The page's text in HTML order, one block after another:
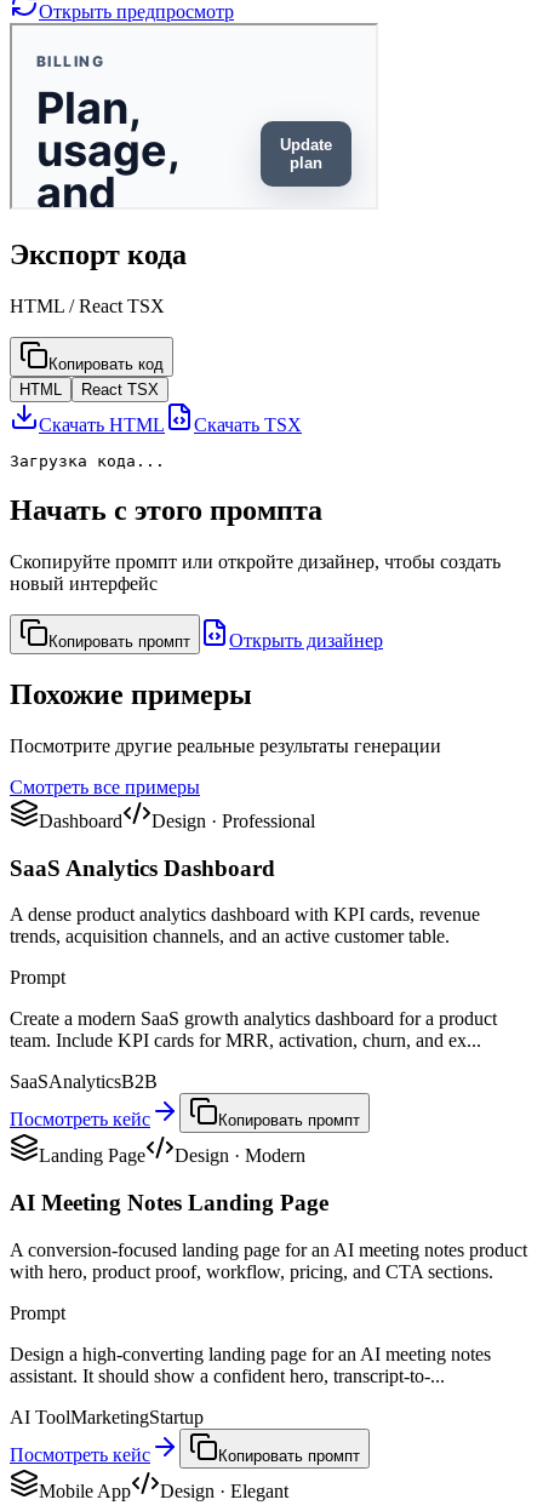
Открыть предпросмотр
Экспорт кода
HTML / React TSX
Копировать код
HTML
React TSX
Скачать HTML Скачать TSX
Загрузка кода...
Начать с этого промпта
Скопируйте промпт или откройте дизайнер, чтобы создать
новый интерфейс
Копировать промпт Открыть дизайнер
Похожие примеры
Посмотрите другие реальные результаты генерации
Смотреть все примеры
Dashboard
Design · Professional
SaaS Analytics Dashboard
A dense product analytics dashboard with KPI cards, revenue
trends, acquisition channels, and an active customer table.
Prompt
Create a modern SaaS growth analytics dashboard for a product
team. Include KPI cards for MRR, activation, churn, and ex...
SaaSAnalyticsB2B
Посмотреть кейс
Копировать промпт
Landing Page Design · Modern
AI Meeting Notes Landing Page
A conversion-focused landing page for an AI meeting notes product
with hero, product proof, workflow, pricing, and CTA sections.
Prompt
Design a high-converting landing page for an AI meeting notes
assistant. It should show a confident hero, transcript-to-...
AI ToolMarketingStartup
Посмотреть кейс
Копировать промпт
Mobile App Design · Elegant